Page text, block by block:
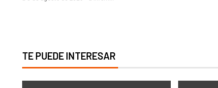
TE PUEDE INTERESAR